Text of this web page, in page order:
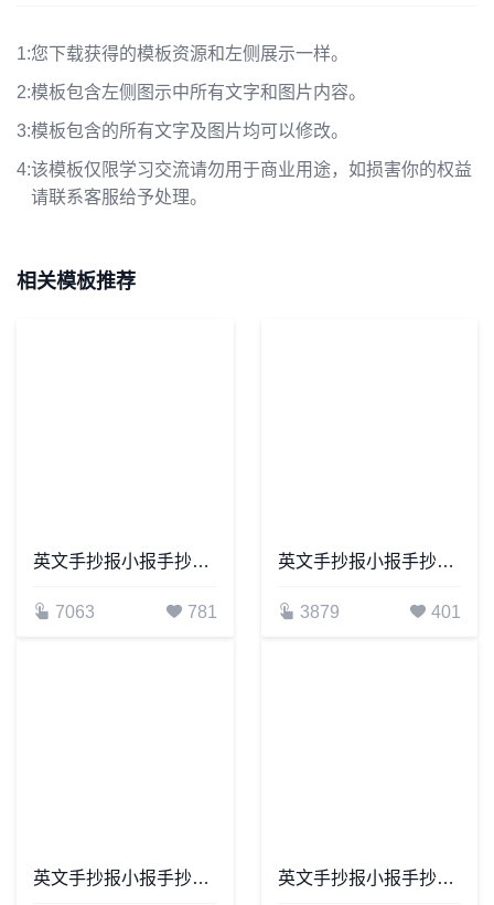
1:您下载获得的模板资源和左侧展示一样。
2:模板包含左侧图示中所有文字和图片内容。
3:模板包含的所有文字及图片均可以修改。
4:该模板仅限学习交流请勿用于商业用途，如损害你的权益
请联系客服给予处理。
相关模板推荐
英文手抄报小报手抄报word模板(12)
7063 781
英文手抄报小报手抄报word模板(16)
3879 401
英文手抄报小报手抄报word模板(4) 英文手抄报小报手抄报word模板(3)